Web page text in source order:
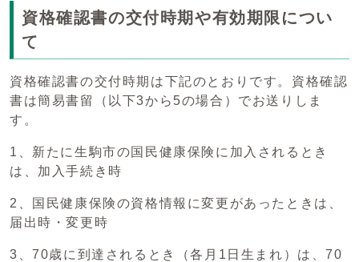
資格確認書の交付時期や有効期限につい
て
資格確認書の交付時期は下記のとおりです。資格確認
書は簡易書留（以下3から5の場合）でお送りしま
す。
1、新たに生駒市の国民健康保険に加入されるとき
は、加入手続き時
2、国民健康保険の資格情報に変更があったときは、
届出時・変更時
3、70歳に到達されるとき（各月1日生まれ）は、70